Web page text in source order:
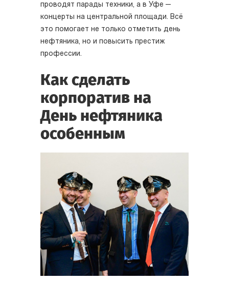
проводят парады техники, а в Уфе —
концерты на центральной площади. Всё
это помогает не только отметить день
нефтяника, но и повысить престиж
профессии.
Как сделать
корпоратив на
День нефтяника
особенным